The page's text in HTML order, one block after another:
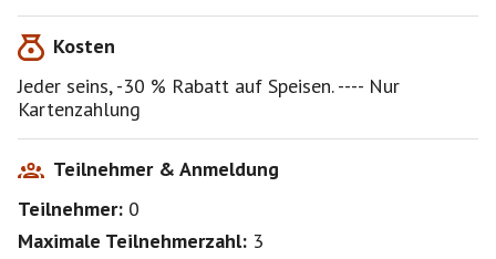
Kosten
Jeder seins, -30 % Rabatt auf Speisen. ---- Nur
Kartenzahlung
Teilnehmer & Anmeldung
Teilnehmer: 0
Maximale Teilnehmerzahl: 3